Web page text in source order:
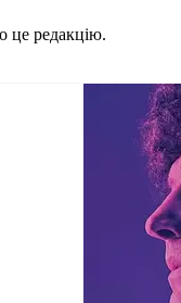
це редакцію.